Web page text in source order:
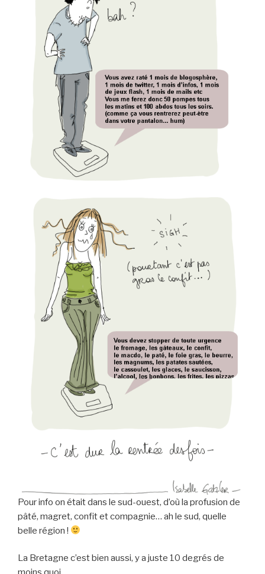
Pour info on était dans le sud-ouest, d’où la profusion de
pâté, magret, confit et compagnie… ah le sud, quelle
belle région !
La Bretagne c’est bien aussi, y a juste 10 degrés de